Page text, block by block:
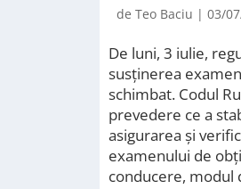
de Teo Baciu | 03/
De luni, 3 iulie,
susținerea
schimbat. Codul
prevedere ce a
asigurarea și
examenului de
conducere, modul